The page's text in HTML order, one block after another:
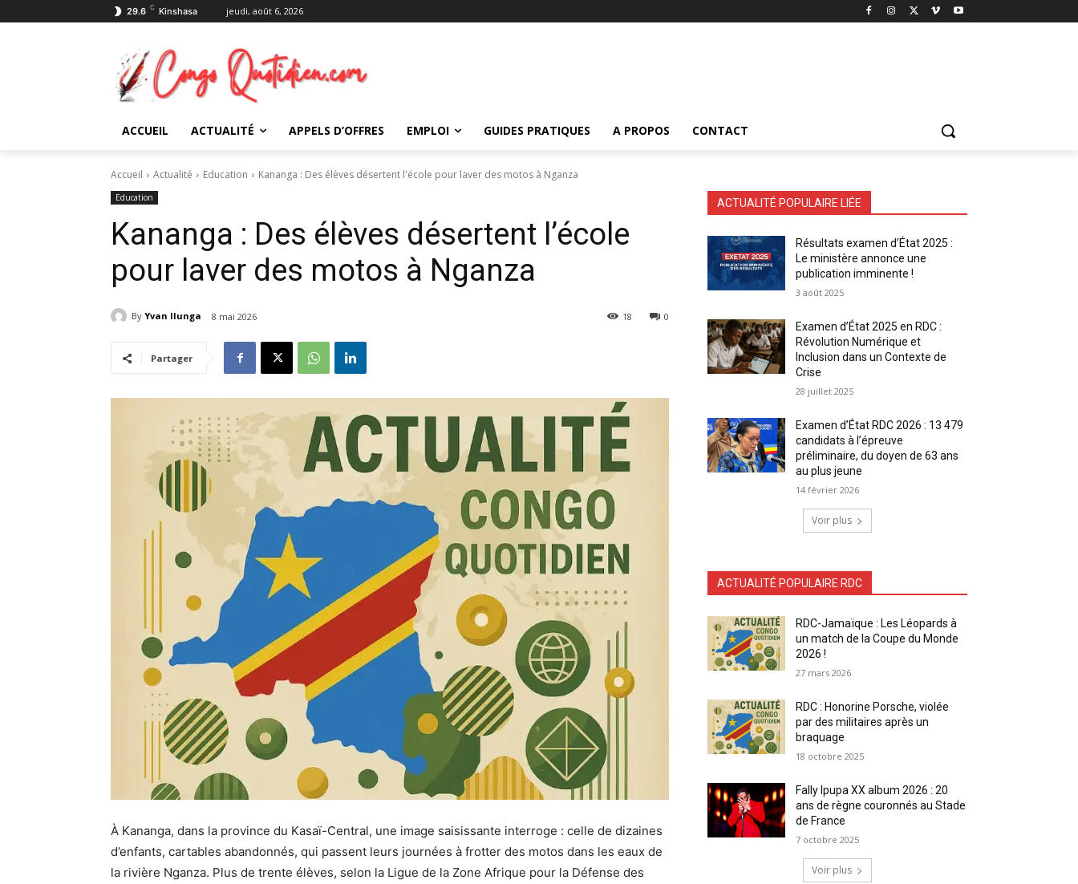
29.6 C Kinshasa jeudi, août 6, 2026
ACCUEIL ACTUALITÉ APPELS D’OFFRES EMPLOI GUIDES PRATIQUES A PROPOS CONTACT
Accueil Actualité Education Kananga : Des élèves désertent l'école pour laver des motos à Nganza
Education
Kananga : Des élèves désertent l’école
pour laver des motos à Nganza
By Yvan Ilunga 8 mai 2026 0
18
Partager
À Kananga, dans la province du Kasaï-Central, une image saisissante interroge : celle de dizaines
d’enfants, cartables abandonnés, qui passent leurs journées à frotter des motos dans les eaux de
la rivière Nganza. Plus de trente élèves, selon la Ligue de la Zone Afrique pour la Défense des
ACTUALITÉ POPULAIRE LIÉE
Résultats examen d’État 2025 :
Le ministère annonce une
publication imminente !
3 août 2025
Examen d’État 2025 en RDC :
Révolution Numérique et
Inclusion dans un Contexte de
Crise
28 juillet 2025
Examen d’État RDC 2026 : 13 479
candidats à l’épreuve
préliminaire, du doyen de 63 ans
au plus jeune
14 février 2026
Voir plus
ACTUALITÉ POPULAIRE RDC
RDC-Jamaïque : Les Léopards à
un match de la Coupe du Monde
2026 !
27 mars 2026
RDC : Honorine Porsche, violée
par des militaires après un
braquage
18 octobre 2025
Fally Ipupa XX album 2026 : 20
ans de règne couronnés au Stade
de France
7 octobre 2025
Voir plus